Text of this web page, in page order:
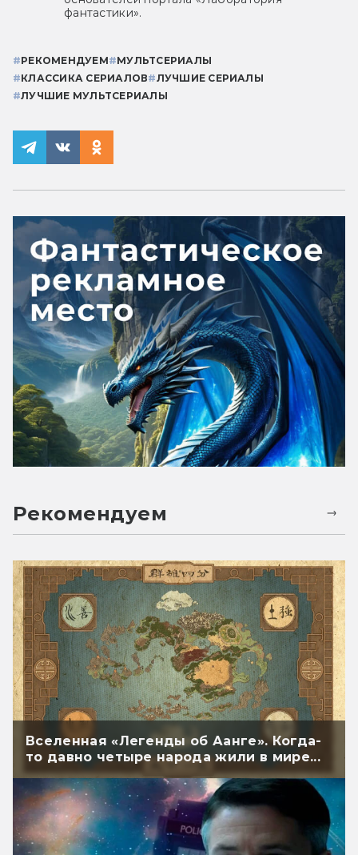
фантастики».
#РЕКОМЕНДУЕМ#МУЛЬТСЕРИАЛЫ
#КЛАССИКА СЕРИАЛОВ#ЛУЧШИЕ СЕРИАЛЫ
#ЛУЧШИЕ МУЛЬТСЕРИАЛЫ
Рекомендуем
Вселенная «Легенды об Аанге». Когда-
то давно четыре народа жили в мире...